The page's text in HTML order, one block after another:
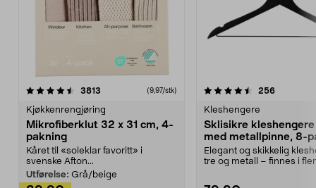
3813 anmeldelser(9,97/stk)
Kjøkkenrengjøring
Mikrofiberklut 32 x 31 cm, 4-
pakning
Kåret til «soleklar favoritt» i
svenske Afton...
Utførelse: Grå/beige
4.5av 5 stjerner 256
Kleshengere
Sklisikre
med metallpinne, 8-
Elegant og skikkelig
tre og metall – finnes i
4.5av 5 stjerner